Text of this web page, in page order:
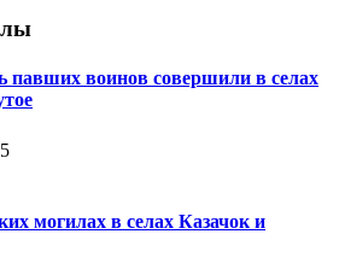
павших воинов совершили в селах
могилах в селах Казачок и